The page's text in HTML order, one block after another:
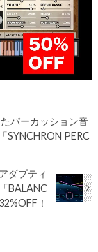
パーカッション音
SYNCHRON PERC
ダプティ
BALANC
！